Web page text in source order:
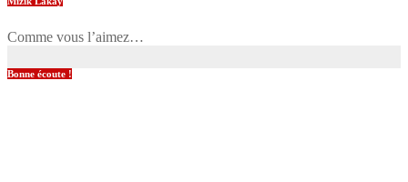
Comme vous l’aimez…
Bonne écoute !